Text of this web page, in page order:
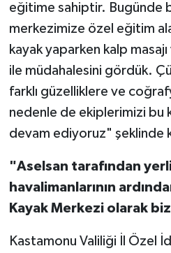
eğitime sahiptir. Bugünde
merkezimize özel eğitim
kayak yaparken kalp
ile müdahalesini gördük.
farklı güzelliklere ve
nedenle de ekiplerimizi bu
devam ediyoruz" şeklinde
"Aselsan tarafından
havalimanlarının
Kayak Merkezi olarak
Kastamonu Valiliği İl Özel